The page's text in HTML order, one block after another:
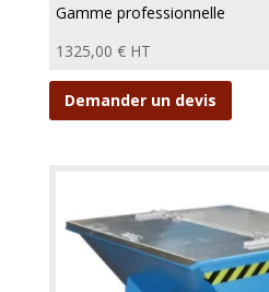
Gamme professionnelle
1325,00 € HT
Demander un devis